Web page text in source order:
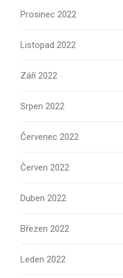
Prosinec 2022
Listopad 2022
Září 2022
Srpen 2022
Červenec 2022
Červen 2022
Duben 2022
Březen 2022
Leden 2022